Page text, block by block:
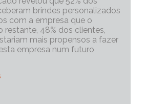
brindes personalizados
com a empresa que o
restante, 48% dos clientes,
mais propensos a fazer
empresa num futuro